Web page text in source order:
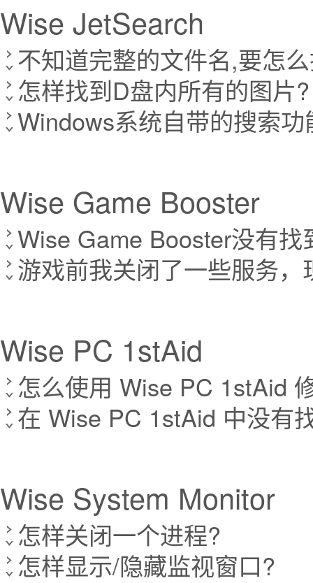
Wise JetSearch
不知道完整的文件名,要怎
怎样找到D盘内所有的图片?
Windows系统自带的搜索
Wise Game Booster
Wise Game Booster没有
游戏前我关闭了一些服务
Wise PC 1stAid
怎么使用 Wise PC 1stAid
在 Wise PC 1stAid 中没有
Wise System Monitor
怎样关闭一个进程?
怎样显示/隐藏监视窗口?